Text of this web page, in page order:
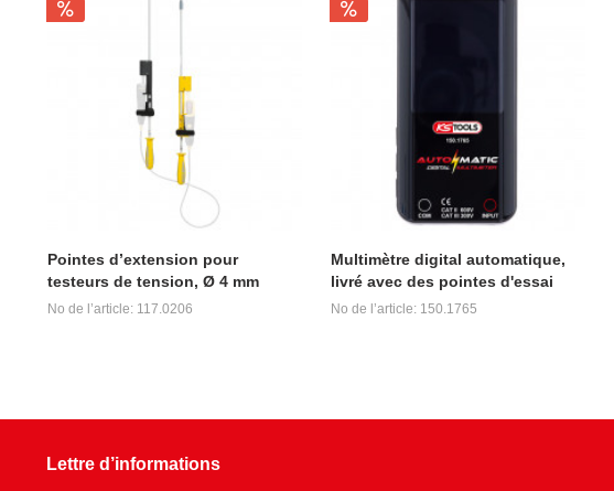
Pointes d’extension pour
testeurs de tension, Ø 4 mm
No de l’article: 117.0206
Multimètre digital automatique,
livré avec des pointes d'essai
No de l’article: 150.1765
Lettre d’informations